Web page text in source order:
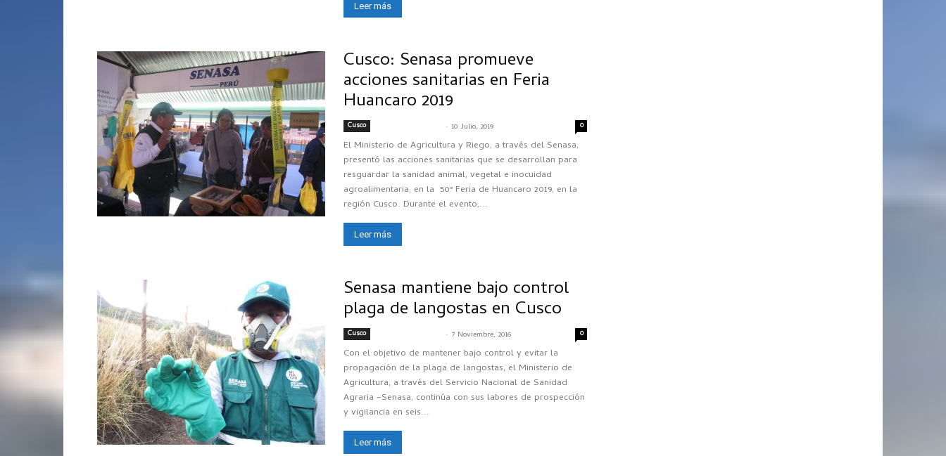
Leer más
Cusco: Senasa promueve
acciones sanitarias en Feria
Huancaro 2019
Cusco - 10 Julio, 2019 0
El Ministerio de Agricultura y Riego, a través del Senasa,
presentó las acciones sanitarias que se desarrollan para
resguardar la sanidad animal, vegetal e inocuidad
agroalimentaria, en la 50° Feria de Huancaro 2019, en la
región Cusco. Durante el evento,...
Leer más
Senasa mantiene bajo control
plaga de langostas en Cusco
Cusco - 7 Noviembre, 2016 0
Con el objetivo de mantener bajo control y evitar la
propagación de la plaga de langostas, el Ministerio de
Agricultura, a través del Servicio Nacional de Sanidad
Agraria –Senasa, continúa con sus labores de prospección
y vigilancia en seis...
Leer más